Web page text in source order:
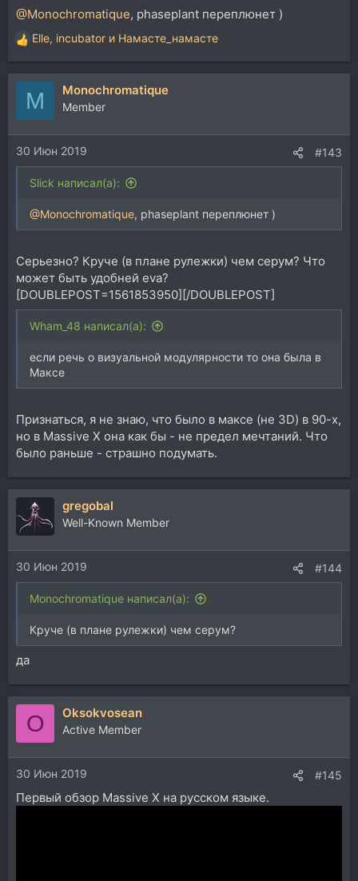
@Monochromatique, phaseplant переплюнет )
Р
е
а
и
и
:
Elle, incubator и Намасте_намасте
M Monochromatique
Member
30 Июн 2019 #143
Slick написал(а):
@Monochromatique, phaseplant переплюнет )
Серьезно? Круче (в плане рулежки) чем серум? Что
может быть удобней eva?
[DOUBLEPOST=1561853950][/DOUBLEPOST]
Wham_48 написал(а):
если речь о визуальной модулярности то она была в
Максе
Признаться, я не знаю, что было в максе (не 3D) в 90-х,
но в Massive X она как бы - не предел мечтаний. Что
было раньше - страшно подумать.
gregobal
Well-Known Member
30 Июн 2019 #144
Monochromatique написал(а):
Круче (в плане рулежки) чем серум?
да
O Oksokvosean
Active Member
30 Июн 2019 #145
Первый обзор Massive X на русском языке.